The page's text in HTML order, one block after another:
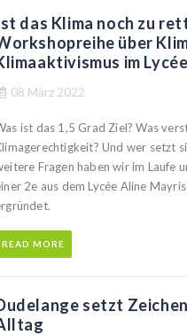
das Klima noch zu
über
im
08 März 2022
ist das 1,5 Grad Ziel? Was
Und wer setzt
Fragen haben wir im Laufe
2e aus dem Lycée Aline
READ MORE
setzt